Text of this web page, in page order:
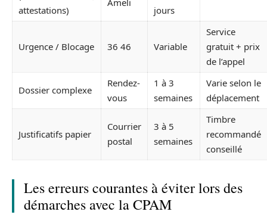
attestations)
jours
Urgence / Blocage 36 46 Variable
Service
gratuit + prix
de l’appel
Dossier complexe
Rendez-
vous
1 à 3
semaines
Varie selon le
déplacement
Justificatifs papier
Courrier
postal
3 à 5
semaines
Timbre
recommandé
conseillé
Les erreurs courantes à éviter lors des
démarches avec la CPAM